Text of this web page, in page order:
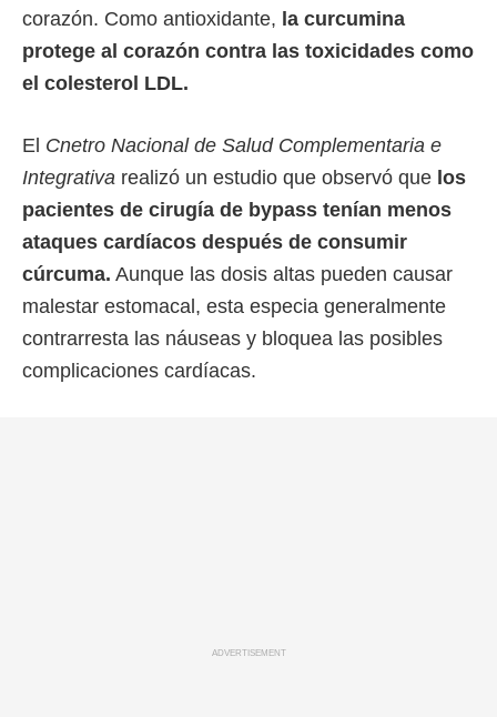
corazón. Como antioxidante, la curcumina
protege al corazón contra las toxicidades como
el colesterol LDL.
El Cnetro Nacional de Salud Complementaria e
Integrativa realizó un estudio que observó que los
pacientes de cirugía de bypass tenían menos
ataques cardíacos después de consumir
cúrcuma. Aunque las dosis altas pueden causar
malestar estomacal, esta especia generalmente
contrarresta las náuseas y bloquea las posibles
complicaciones cardíacas.
ADVERTISEMENT